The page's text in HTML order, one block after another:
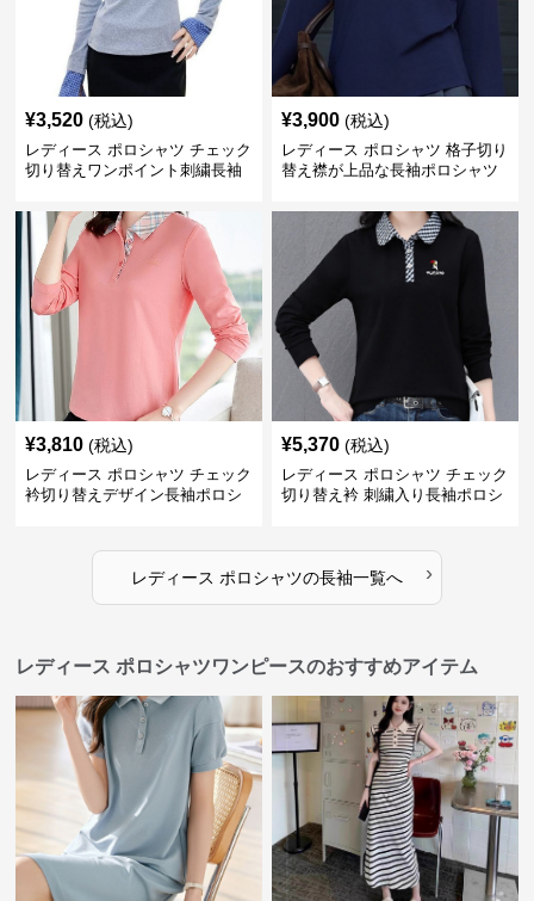
¥3,520 (税込)
レディース ポロシャツ チェック
切り替えワンポイント刺繍長袖
¥3,900 (税込)
レディース ポロシャツ 格子切り
替え襟が上品な長袖ポロシャツ
¥3,810 (税込)
レディース ポロシャツ チェック
衿切り替えデザイン長袖ポロシ
¥5,370 (税込)
レディース ポロシャツ チェック
切り替え衿 刺繍入り長袖ポロシ
レディース ポロシャツの長袖一覧へ ›
レディース ポロシャツワンピースのおすすめアイテム